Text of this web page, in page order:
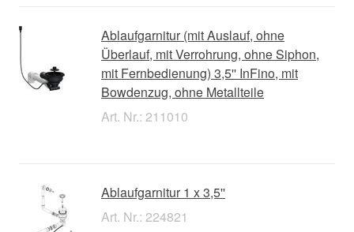
Ablaufgarnitur (mit Auslauf, ohne
Überlauf, mit Verrohrung, ohne Siphon,
mit Fernbedienung) 3,5'' InFino, mit
Bowdenzug, ohne Metallteile
Art. Nr.: 211010
Ablaufgarnitur 1 x 3,5''
Art. Nr.: 224821